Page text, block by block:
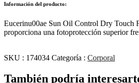
Información del producto:
Eucerinu00ae Sun Oil Control Dry Touch
proporciona una fotoprotección superior
SKU : 174034 Categoría : Corporal
También podría